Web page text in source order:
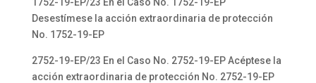
Desestímese la acción extraordinaria de protección
No. 1752-19-EP
2752-19-EP/23 En el Caso No. 2752-19-EP Acéptese la
acción extraordinaria de protección No. 2752-19-EP